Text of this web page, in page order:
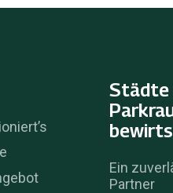
Städte
Ein
Partner